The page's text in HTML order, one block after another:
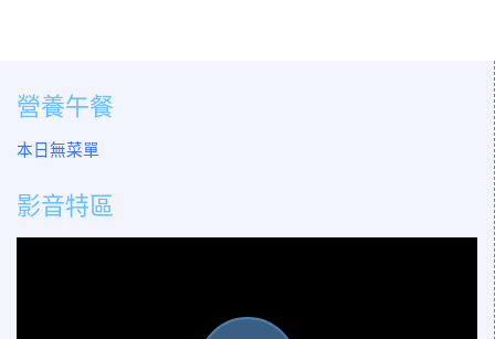
營養午餐
本日無菜單
影音特區